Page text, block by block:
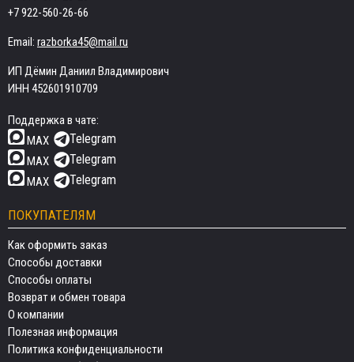
+7 922-560-26-66
Email: razborka45@mail.ru
ИП Дёмин Даниил Владимирович
ИНН 452601910709
Поддержка в чате:
MAX
Telegram
MAX Telegram
MAX Telegram
ПОКУПАТЕЛЯМ
Как оформить заказ
Способы доставки
Способы оплаты
Возврат и обмен товара
О компании
Полезная информация
Политика конфиденциальности